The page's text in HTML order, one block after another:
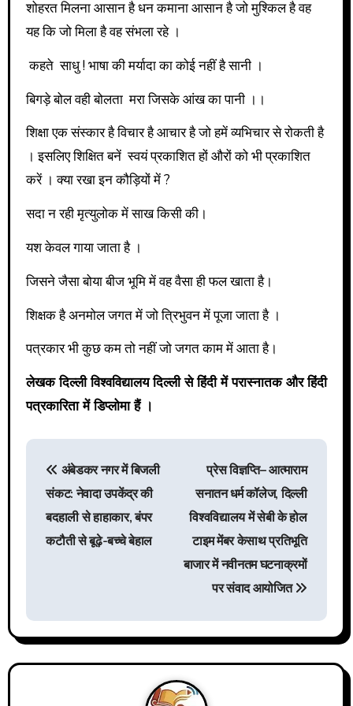
शोहरत मिलना आसान है धन कमाना आसान है जो मुश्किल है वह
यह कि जो मिला है वह संभला रहे ।
कहते साधु ! भाषा की मर्यादा का कोई नहीं है सानी ।
बिगड़े बोल वही बोलता मरा जिसके आंख का पानी ।।
शिक्षा एक संस्कार है विचार है आचार है जो हमें व्यभिचार से रोकती है
। इसलिए शिक्षित बनें स्वयं प्रकाशित हों औरों को भी प्रकाशित
करें । क्या रखा इन कौड़ियों में ?
सदा न रही मृत्युलोक में साख किसी की।
यश केवल गाया जाता है ।
जिसने जैसा बोया बीज भूमि में वह वैसा ही फल खाता है।
शिक्षक है अनमोल जगत में जो त्रिभुवन में पूजा जाता है ।
पत्रकार भी कुछ कम तो नहीं जो जगत काम में आता है।
लेखक दिल्ली विश्वविद्यालय दिल्ली से हिंदी में परास्नातक और हिंदी
पत्रकारिता में डिप्लोमा हैं ।
n
अंबेडकर नगर में बिजली
संकट: नेवादा उपकेंद्र की
बदहाली से हाहाकार, बंपर
कटौती से बूढ़े-बच्चे बेहाल
प्रेस विज्ञप्ति– आत्माराम
सनातन धर्म कॉलेज, दिल्ली
विश्वविद्यालय में सेबी के होल
टाइम मेंबर केसाथ प्रतिभूति
बाजार में नवीनतम घटनाक्रमों
पर संवाद आयोजित